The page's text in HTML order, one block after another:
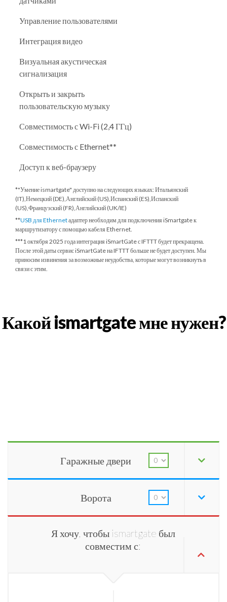
Управление пользователями
Интеграция видео
Визуальная акустическая
сигнализация
Открыть и закрыть
пользовательскую музыку
Совместимость с Wi-Fi (2,4 ГГц)
Совместимость с Ethernet**
Доступ к веб-браузеру
*"Умение ismartgate" доступно на следующих языках: Итальянский
(IT),Немецкий (DE),Английский (US),Испанский (ES),Испанский
(US),Французский (FR),Английский (UK/IE)
**USB для Ethernetадаптер необходим для подключения iSmartgate к
маршрутизатору с помощью кабеля Ethernet.
***1 октября 2025 годаинтеграция iSmartGate с IFTTT будет прекращена.
После этой даты сервис iSmartGate на IFTTT больше не будет доступен. Мы
приносим извинения за возможные неудобства, которые могут возникнуть в
связи с этим.
Какой ismartgate мне нужен?
Гаражные двери
Ворота
Я хочу, чтобы ismartgate был
совместим с: